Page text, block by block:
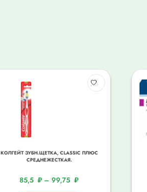
КОЛГЕЙТ ЗУБН.ЩЕТКА, CLASSIC ПЛЮС
СРЕДНЕЖЕСТКАЯ.
85,5₽ –99,75₽